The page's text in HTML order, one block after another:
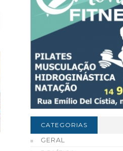
Final da Copa iGO de Futsal
CATEGORIAS
GERAL